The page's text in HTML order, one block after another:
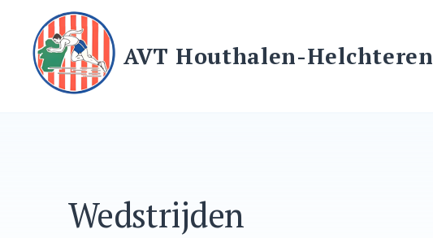
inhoud
AVT Houthalen-Helchteren
Wedstrijden